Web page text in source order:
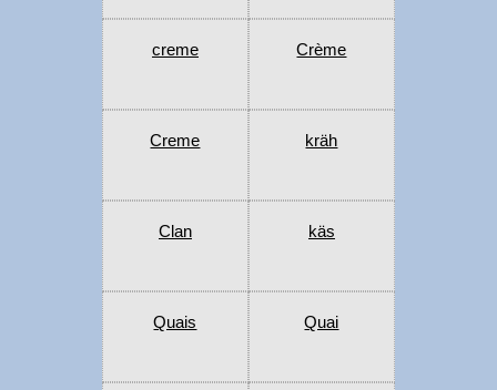
creme Crème
Creme kräh
Clan käs
Quais Quai